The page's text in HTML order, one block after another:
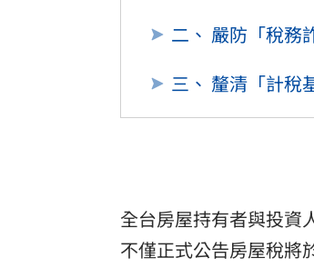
二、 嚴防「稅
三、 釐清「計
全台房屋持有者與投資
不僅正式公告房屋稅將